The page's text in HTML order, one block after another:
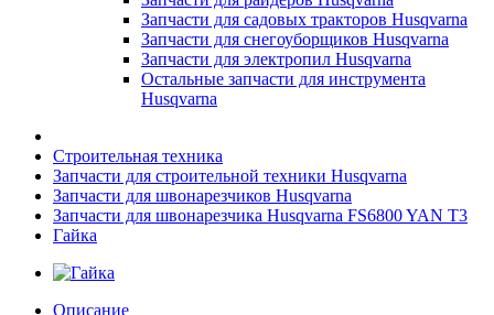
Запчасти для садовых тракторов Husqvarna
Запчасти для снегоуборщиков Husqvarna
Запчасти для электропил Husqvarna
Остальные запчасти для инструмента
Husqvarna
Строительная техника
Запчасти для строительной техники Husqvarna
Запчасти для швонарезчиков Husqvarna
Запчасти для швонарезчика Husqvarna FS6800 YAN T3
Гайка
Описание